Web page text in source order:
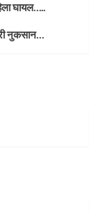
घायल…..
नुकसान…